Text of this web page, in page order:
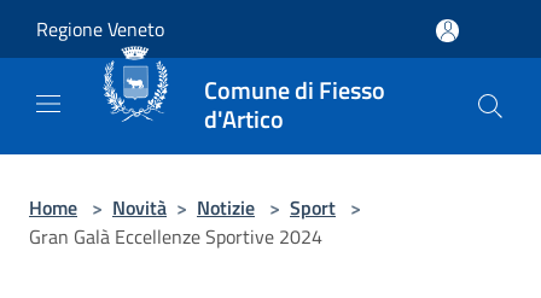
Regione Veneto
Comune di Fiesso
d'Artico
Home > Novità > Notizie > Sport >
Gran Galà Eccellenze Sportive 2024